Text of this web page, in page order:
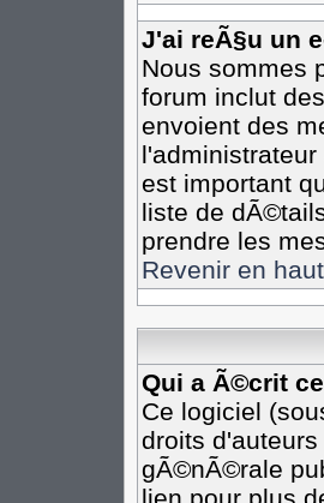
J'ai reÃ§u un
Nous sommes
forum inclut
envoient des
est important
liste de
prendre les
Revenir en
Qui a Ã©crit
Ce logiciel
droits d'auteurs
gÃ©nÃ©rale